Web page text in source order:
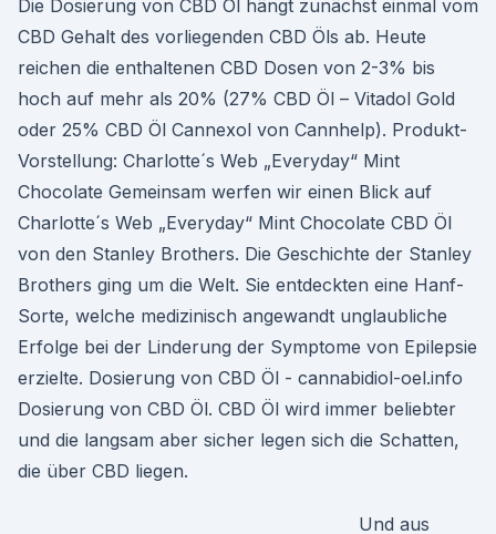
Die Dosierung von CBD Öl hängt zunächst einmal vom
CBD Gehalt des vorliegenden CBD Öls ab. Heute
reichen die enthaltenen CBD Dosen von 2-3% bis
hoch auf mehr als 20% (27% CBD Öl – Vitadol Gold
oder 25% CBD Öl Cannexol von Cannhelp). Produkt-
Vorstellung: Charlotte´s Web „Everyday“ Mint
Chocolate Gemeinsam werfen wir einen Blick auf
Charlotte´s Web „Everyday“ Mint Chocolate CBD Öl
von den Stanley Brothers. Die Geschichte der Stanley
Brothers ging um die Welt. Sie entdeckten eine Hanf-
Sorte, welche medizinisch angewandt unglaubliche
Erfolge bei der Linderung der Symptome von Epilepsie
erzielte. Dosierung von CBD Öl - cannabidiol-oel.info
Dosierung von CBD Öl. CBD Öl wird immer beliebter
und die langsam aber sicher legen sich die Schatten,
die über CBD liegen.
Und aus